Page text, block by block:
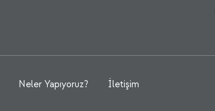
Neler Yapıyoruz? İletişim